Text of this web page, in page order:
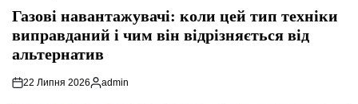
Газові навантажувачі: коли цей тип техніки
виправданий і чим він відрізняється від
альтернатив
22 Липня 2026
Опубліковано
admin